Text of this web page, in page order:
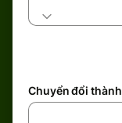
Chuyển đổi thành